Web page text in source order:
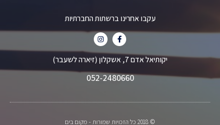
עקבו אחרינו ברשתות החברתיות
יקותיאל אדם 7, אשקלון (זיארה לשעבר)
052-2480660
© 2018 כל הזכויות שמורות - מקום בים